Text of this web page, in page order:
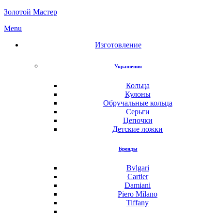
Золотой Мастер
Menu
Изготовление
Украшения
Кольца
Кулоны
Обручальные кольца
Серьги
Цепочки
Детские ложки
Бренды
Bvlgari
Cartier
Damiani
Piero Milano
Tiffany